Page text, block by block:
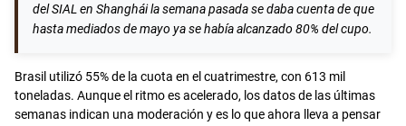
del SIAL en Shanghái la semana pasada se daba cuenta de que
hasta mediados de mayo ya se había alcanzado 80% del cupo.
Brasil utilizó 55% de la cuota en el cuatrimestre, con 613 mil
toneladas. Aunque el ritmo es acelerado, los datos de las últimas
semanas indican una moderación y es lo que ahora lleva a pensar